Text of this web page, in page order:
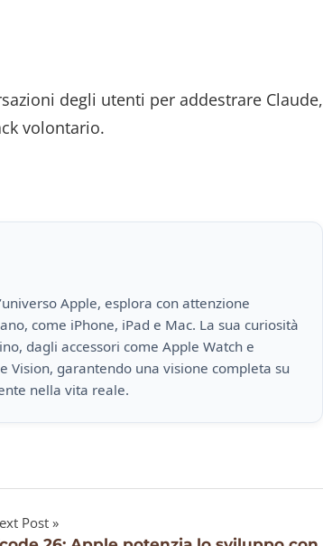
degli utenti per addestrare Claude,
volontario.
Apple, esplora con attenzione
come iPhone, iPad e Mac. La sua curiosità
dagli accessori come Apple Watch e
Vision, garantendo una visione completa su
nella vita reale.
Post